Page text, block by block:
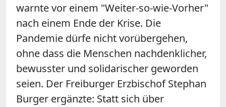
warnte vor einem "Weiter-so-wie-Vorher"
nach einem Ende der Krise. Die
Pandemie dürfe nicht vorübergehen,
ohne dass die Menschen nachdenklicher,
bewusster und solidarischer geworden
seien. Der Freiburger Erzbischof Stephan
Burger ergänzte: Statt sich über